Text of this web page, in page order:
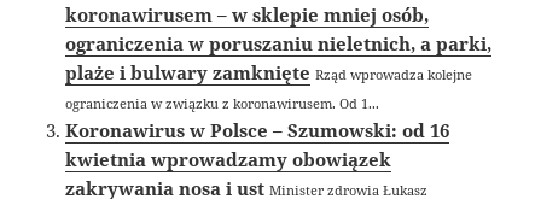
koronawirusem – w sklepie mniej osób,
ograniczenia w poruszaniu nieletnich, a parki,
plaże i bulwary zamknięte Rząd wprowadza kolejne
ograniczenia w związku z koronawirusem. Od 1...
Koronawirus w Polsce – Szumowski: od 16
kwietnia wprowadzamy obowiązek
zakrywania nosa i ust Minister zdrowia Łukasz